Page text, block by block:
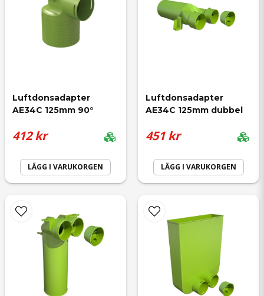
Ja, ni får publicera min fråga
Luftdonsadapter
AE34C 125mm 90°
412 kr
LÄGG I VARUKORGEN
Luftdonsadapter
AE34C 125mm dubbel
451 kr
LÄGG I VARUKORGEN